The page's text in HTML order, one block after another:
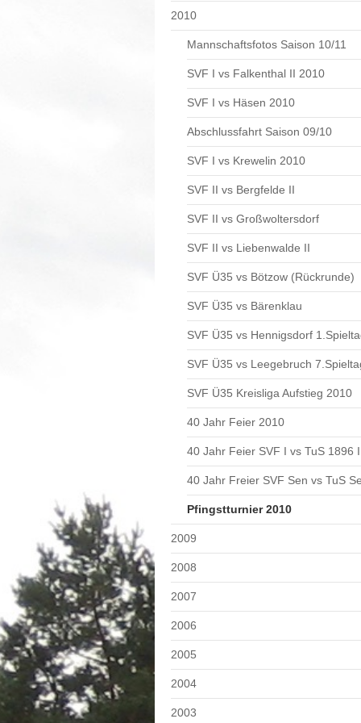
2010
Mannschaftsfotos Saison 10/11
SVF I vs Falkenthal II 2010
SVF I vs Häsen 2010
Abschlussfahrt Saison 09/10
SVF I vs Krewelin 2010
SVF II vs Bergfelde II
SVF II vs Großwoltersdorf
SVF II vs Liebenwalde II
SVF Ü35 vs Bötzow (Rückrunde)
SVF Ü35 vs Bärenklau
SVF Ü35 vs Hennigsdorf
SVF Ü35 vs Leegebruch
SVF Ü35 Kreisliga Aufstieg 2010
40 Jahr Feier 2010
40 Jahr Feier SVF I vs TuS 1896 I
40 Jahr Freier SVF Sen vs TuS
Pfingstturnier 2010
2009
2008
2007
2006
2005
2004
2003